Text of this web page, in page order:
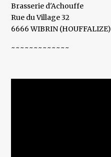
Brasserie d'Achouffe
Rue du Village 32
6666 WIBRIN (HOUFFALIZE)
~~~~~~~~~~~~~